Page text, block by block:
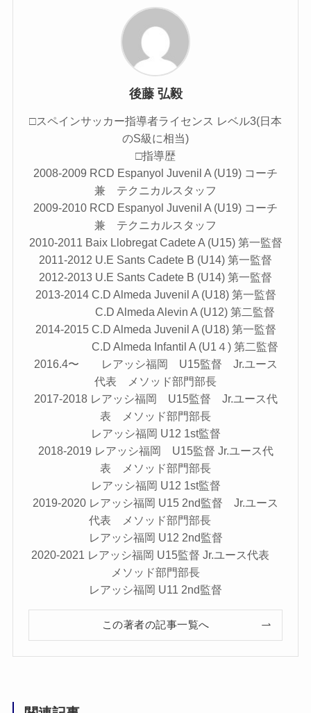
後藤 弘毅
□スペインサッカー指導者ライセンス レベル3(日本
のS級に相当)
□指導歴
2008-2009 RCD Espanyol Juvenil A (U19) コーチ
兼 テクニカルスタッフ
2009-2010 RCD Espanyol Juvenil A (U19) コーチ
兼 テクニカルスタッフ
2010-2011 Baix Llobregat Cadete A (U15) 第一監督
2011-2012 U.E Sants Cadete B (U14) 第一監督
2012-2013 U.E Sants Cadete B (U14) 第一監督
2013-2014 C.D Almeda Juvenil A (U18) 第一監督
C.D Almeda Alevin A (U12) 第二監督
2014-2015 C.D Almeda Juvenil A (U18) 第一監督
C.D Almeda Infantil A (U1４) 第二監督
2016.4〜 レアッシ福岡 U15監督 Jr.ユース
代表 メソッド部門部長
2017-2018 レアッシ福岡 U15監督 Jr.ユース代
表 メソッド部門部長
レアッシ福岡 U12 1st監督
2018-2019 レアッシ福岡 U15監督 Jr.ユース代
表 メソッド部門部長
レアッシ福岡 U12 1st監督
2019-2020 レアッシ福岡 U15 2nd監督 Jr.ユース
代表 メソッド部門部長
レアッシ福岡 U12 2nd監督
2020-2021 レアッシ福岡 U15監督 Jr.ユース代表
メソッド部門部長
レアッシ福岡 U11 2nd監督
この著者の記事一覧へ